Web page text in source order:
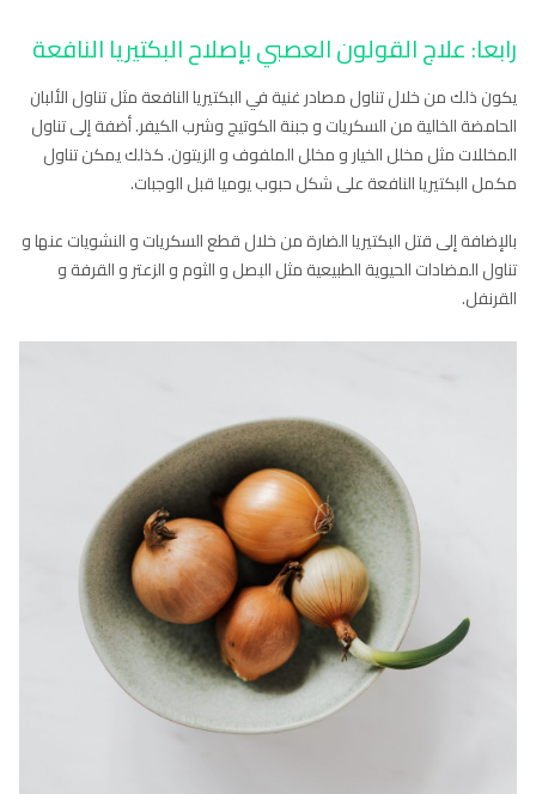
رابعا: علاج القولون العصبيبإصلاح البكتيريا النافعة
يكون ذلك من خلال تناول مصادر غنية في البكتيريا النافعة مثل تناول الألبان
الحامضة الخالية من السكريات و جبنة الكوتيج وشرب الكيفر. أضفة إلى تناول
المخللات مثل مخلل الخيار و مخلل الملفوف و الزيتون. كذلك يمكن تناول
مكمل البكتيريا النافعة على شكل حبوب يوميا قبل الوجبات.
بالإضافة إلى قتل البكتيريا الضارة من خلال قطع السكريات و النشويات عنها و
تناول المضادات الحيوية الطبيعية مثل البصل و الثوم و الزعتر و القرفة و
القرنفل.